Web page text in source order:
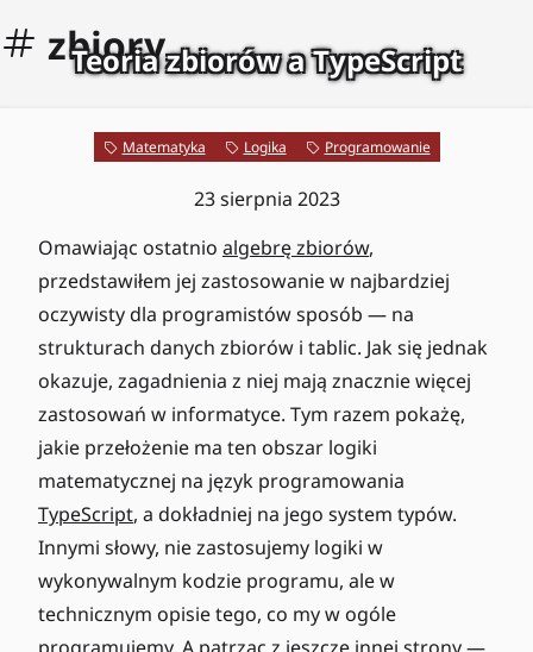
zbiory
Teoria zbiorów a TypeScript
Matematyka Logika Programowanie
23 sierpnia 2023
Omawiając ostatnio algebrę zbiorów,
przedstawiłem jej zastosowanie w najbardziej
oczywisty dla programistów sposób — na
strukturach danych zbiorów i tablic. Jak się jednak
okazuje, zagadnienia z niej mają znacznie więcej
zastosowań w informatyce. Tym razem pokażę,
jakie przełożenie ma ten obszar logiki
matematycznej na język programowania
TypeScript, a dokładniej na jego system typów.
Innymi słowy, nie zastosujemy logiki w
wykonywalnym kodzie programu, ale w
technicznym opisie tego, co my w ogóle